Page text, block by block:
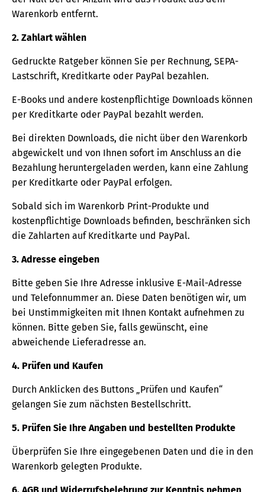
Warenkorb entfernt.
2. Zahlart wählen
Gedruckte Ratgeber können Sie per Rechnung, SEPA-
Lastschrift, Kreditkarte oder PayPal bezahlen.
E-Books und andere kostenpflichtige Downloads können
per Kreditkarte oder PayPal bezahlt werden.
Bei direkten Downloads, die nicht über den Warenkorb
abgewickelt und von Ihnen sofort im Anschluss an die
Bezahlung heruntergeladen werden, kann eine Zahlung
per Kreditkarte oder PayPal erfolgen.
Sobald sich im Warenkorb Print-Produkte und
kostenpflichtige Downloads befinden, beschränken sich
die Zahlarten auf Kreditkarte und PayPal.
3. Adresse eingeben
Bitte geben Sie Ihre Adresse inklusive E-Mail-Adresse
und Telefonnummer an. Diese Daten benötigen wir, um
bei Unstimmigkeiten mit Ihnen Kontakt aufnehmen zu
können. Bitte geben Sie, falls gewünscht, eine
abweichende Lieferadresse an.
4. Prüfen und Kaufen
Durch Anklicken des Buttons „Prüfen und Kaufen“
gelangen Sie zum nächsten Bestellschritt.
5. Prüfen Sie Ihre Angaben und bestellten Produkte
Überprüfen Sie Ihre eingegebenen Daten und die in den
Warenkorb gelegten Produkte.